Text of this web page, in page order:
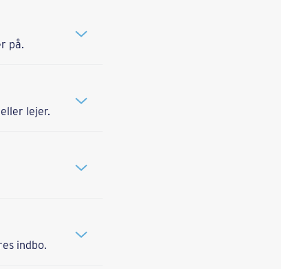
på.
lejer.
indbo.